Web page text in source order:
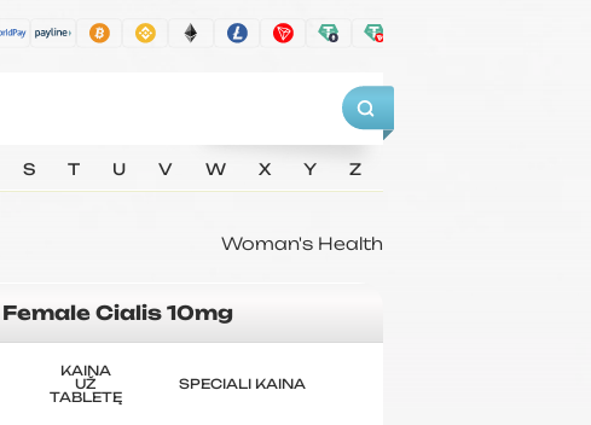
S T U V W X Y Z
Woman's Health
Female Cialis 10mg
KAINA
UŽ
TABLETĘ
SPECIALI KAINA